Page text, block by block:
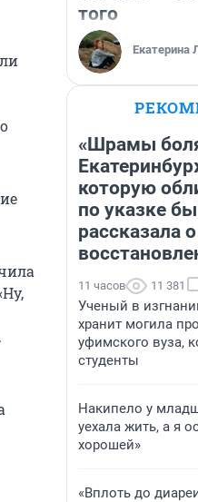
того
Екатерина
«Шрамы
которую
по указке
рассказала
11 часов 11 381
Ученый в
хранит могила
уфимского вуза,
студенты
Накипело у
уехала жить, а я
хорошей»
«Вплоть до